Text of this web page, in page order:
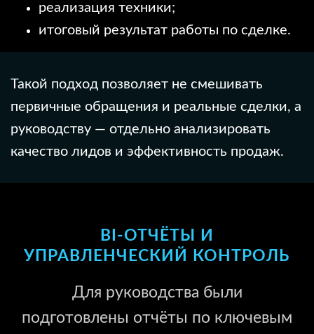
реализация техники;
итоговый результат работы по сделке.
Такой подход позволяет не смешивать
первичные обращения и реальные сделки, а
руководству — отдельно анализировать
качество лидов и эффективность продаж.
BI-ОТЧЁТЫ И
УПРАВЛЕНЧЕСКИЙ КОНТРОЛЬ
Для руководства были
подготовлены отчёты по ключевым